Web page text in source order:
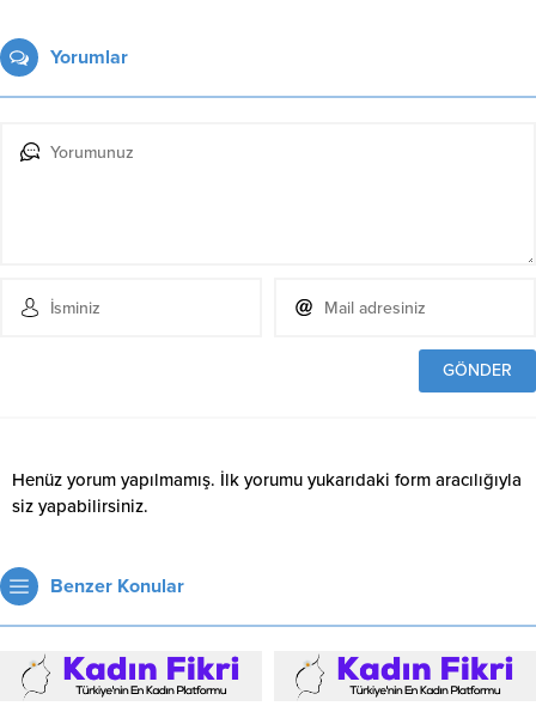
Yorumlar
Henüz yorum yapılmamış. İlk yorumu yukarıdaki form aracılığıyla
siz yapabilirsiniz.
Benzer Konular